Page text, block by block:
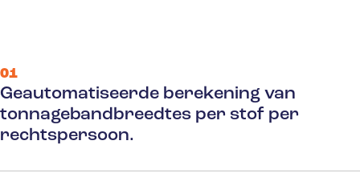
01
Geautomatiseerde berekening van
tonnagebandbreedtes per stof per
rechtspersoon.